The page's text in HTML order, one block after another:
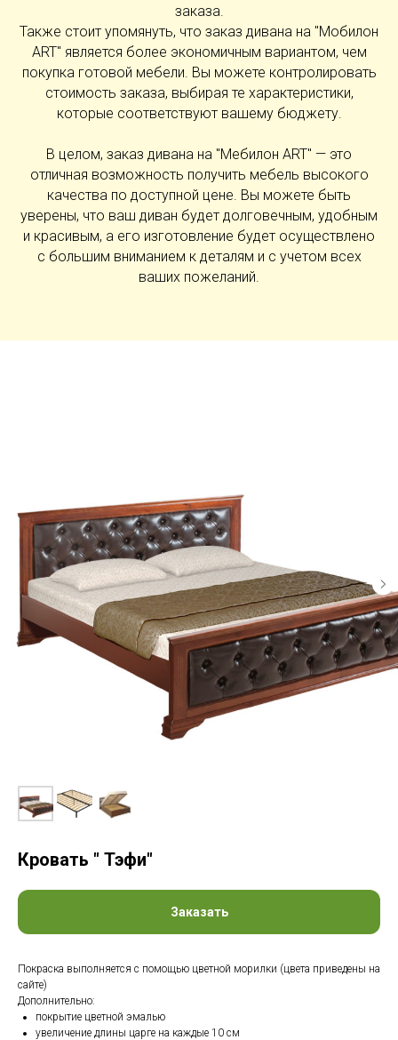
заказа.
Также стоит упомянуть, что заказ дивана на "Мобилон
ART" является более экономичным вариантом, чем
покупка готовой мебели. Вы можете контролировать
стоимость заказа, выбирая те характеристики,
которые соответствуют вашему бюджету.
В целом, заказ дивана на "Мебилон ART" — это
отличная возможность получить мебель высокого
качества по доступной цене. Вы можете быть
уверены, что ваш диван будет долговечным, удобным
и красивым, а его изготовление будет осуществлено
с большим вниманием к деталям и с учетом всех
ваших пожеланий.
Кровать " Тэфи"
Заказать
Покраска выполняется с помощью цветной морилки (цвета приведены на
сайте)
Дополнительно:
покрытие цветной эмалью
увеличение длины царге на каждые 10 см